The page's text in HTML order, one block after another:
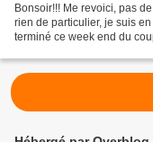
Bonsoir!!! Me revoici, pas
rien de particulier, je suis
terminé ce week end du